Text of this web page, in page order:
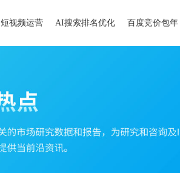
短视频运营 AI搜索排名优化 百度竞价包年